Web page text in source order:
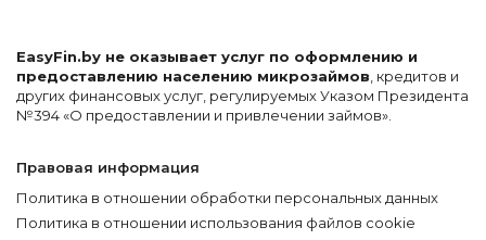
EasyFin.by не оказывает услуг по оформлению и
предоставлению населению микрозаймов, кредитов и
других финансовых услуг, регулируемых Указом Президента
№394 «О предоставлении и привлечении займов».
Правовая информация
Политика в отношении обработки персональных данных
Политика в отношении использования файлов cookie